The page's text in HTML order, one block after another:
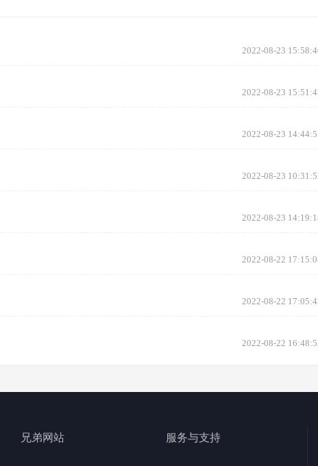
2022-08-23
2022-08-23
2022-08-23
2022-08-23
2022-08-23
2022-08-22
2022-08-22
2022-08-22
兄弟网站 服务与支持